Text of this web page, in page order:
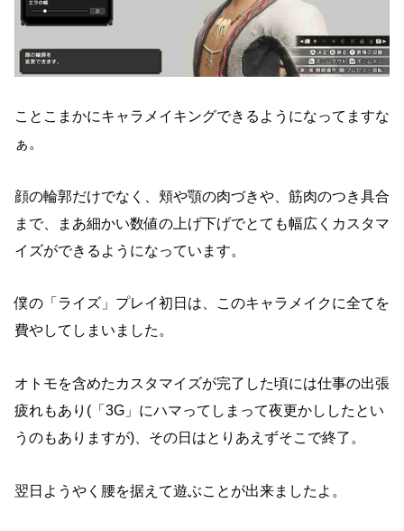
ことこまかにキャラメイキングできるようになってますな
ぁ。
顔の輪郭だけでなく、頬や顎の肉づきや、筋肉のつき具合
まで、まあ細かい数値の上げ下げでとても幅広くカスタマ
イズができるようになっています。
僕の「ライズ」プレイ初日は、このキャラメイクに全てを
費やしてしまいました。
オトモを含めたカスタマイズが完了した頃には仕事の出張
疲れもあり(「3G」にハマってしまって夜更かししたとい
うのもありますが)、その日はとりあえずそこで終了。
翌日ようやく腰を据えて遊ぶことが出来ましたよ。